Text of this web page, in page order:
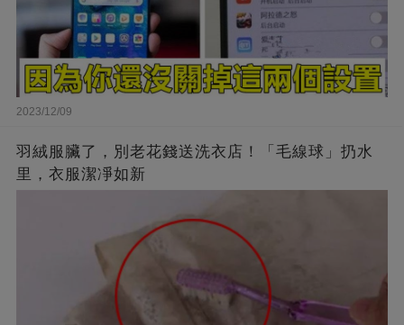
2023/12/09
羽絨服臟了，別老花錢送洗衣店！「毛線球」扔水
里，衣服潔凈如新